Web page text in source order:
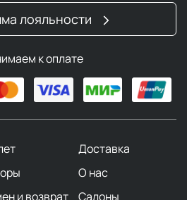
лояльности
к оплате
Доставка
О нас
и возврат
Салоны